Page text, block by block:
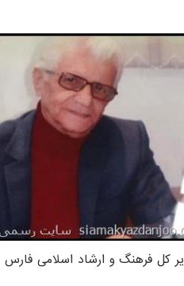
کل فرهنگ و ارشاد اسلامی